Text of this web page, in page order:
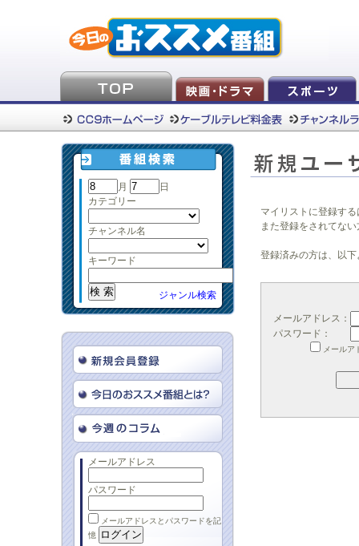
月
日
カテゴリー
チャンネル名
キーワード
ジャンル検索
メールアドレス
パスワード
メールアドレスとパスワードを記
憶
マイリストに登録す
また登録をされてな
登録済みの方は、以
メールアドレス：
パスワード：
メールア